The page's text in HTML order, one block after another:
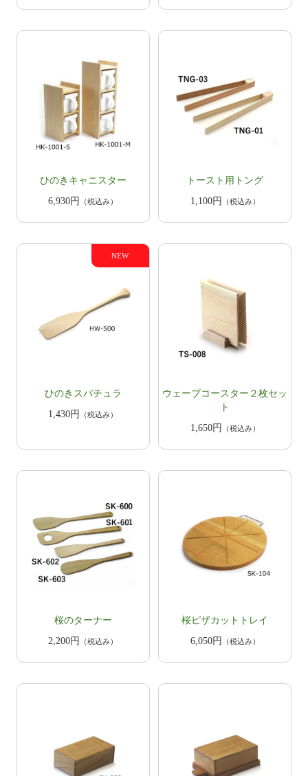
ひのきキャニスター
6,930円
（税込み）
トースト用トング
1,100円
（税込み）
​ひのきスパチュラ
1,430円
（税込み）
ウェーブコースター２枚セッ
ト
1,650円
（税込み）
桜のターナー
2,200円
（税込み）
桜ピザカットトレイ
6,050円
（税込み）